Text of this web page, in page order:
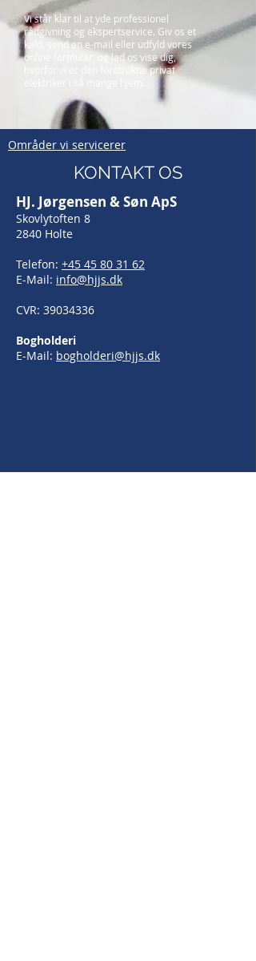
Vi står klar til at yde professionel
rådgivning og ekspertservice. Giv os et
kald, send en e-mail eller udfyld vores
online formular, og lad os vise dig,
hvorfor vi er den foretrukne privat
Områder vi servicerer
KONTAKT OS
HJ. Jørgensen & Søn ApS
Skovlytoften 8
2840 Holte
Telefon: +45 45 80 31 62
E-Mail: info@hjjs.dk
CVR: 39034336
Bogholderi
E-Mail: bogholderi@hjjs.dk